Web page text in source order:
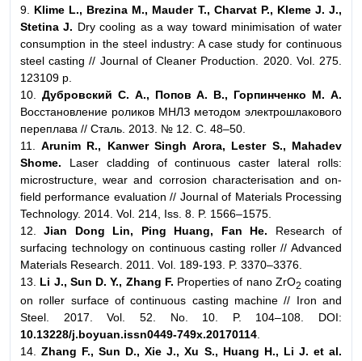
9. Klime L., Brezina M., Mauder T., Charvat P., Kleme J. J.,
Stetina J. Dry cooling as a way toward minimisation of water
consumption in the steel industry: A case study for continuous
steel casting // Journal of Cleaner Production. 2020. Vol. 275.
123109 p.
10. Дубровский С. А., Попов А. В., Горпинченко М. А.
Восстановление роликов МНЛЗ методом электрошлакового
переплава // Сталь. 2013. № 12. C. 48–50.
11.
Arunim R., Kanwer Singh Arora, Lester S., Mahadev
Shome. Laser cladding of continuous caster lateral rolls:
microstructure, wear and corrosion characterisation and on-
field performance evaluation // Journal of Materials Processing
Technology. 2014. Vol. 214, Iss. 8. P. 1566–1575.
12.
Jian Dong Lin, Ping Huang, Fan He. Research of
surfacing technology on continuous casting roller // Advanced
Materials Research. 2011. Vol. 189-193. P. 3370–3376.
13. Li J., Sun D. Y., Zhang F. Properties of nano ZrO2 coating
on roller surface of continuous casting machine // Iron and
Steel. 2017. Vol. 52. No. 10. P. 104–108. DOI:
10.13228/j.boyuan.issn0449-749x.20170114.
14. Zhang F., Sun D., Xie J., Xu S., Huang H., Li J. et al.